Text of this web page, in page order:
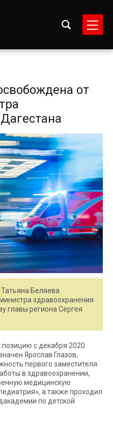
от
Беляева
здравоохранения
главы региона Сергея
с декабря 2020
Ярослав Глазов,
первого заместителя
в здравоохранении,
медицинскую
а также проходил
по детской